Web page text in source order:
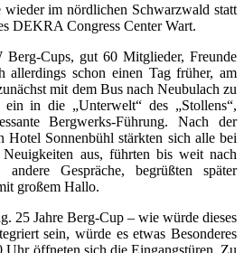
wieder im nördlichen Schwarzwald statt
DEKRA Congress Center Wart.
Cups, gut 60 Mitglieder, Freunde
allerdings schon einen Tag früher, am
mit dem Bus nach Neubulach zu
in die „Unterwelt“ des „Stollens“,
Bergwerks-Führung. Nach der
Hotel Sonnenbühl stärkten sich alle bei
Neuigkeiten aus, führten bis weit nach
Gespräche, begrüßten später
großem Hallo.
25 Jahre Berg-Cup – wie würde dieses
sein, würde es etwas Besonderes
Uhr öffneten sich die Eingangstüren. Zu